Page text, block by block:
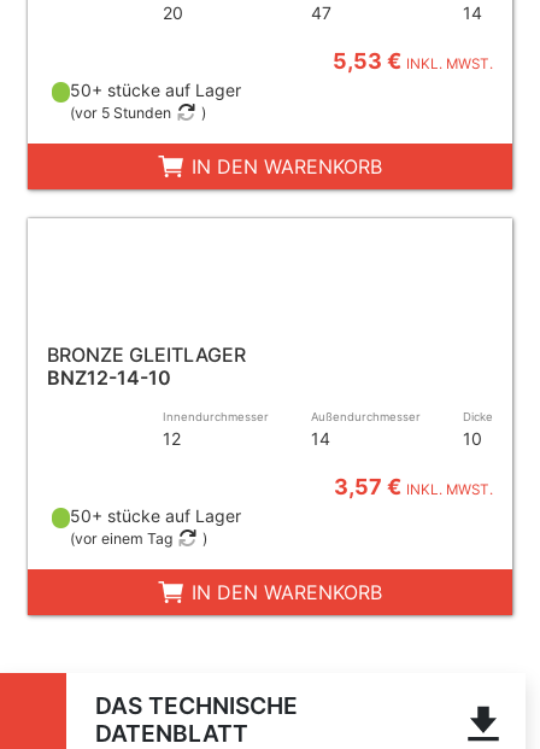
20 47 14
5,53 € INKL. MWST.
50+ stücke auf Lager
(vor 5 Stunden )
IN DEN WARENKORB
BRONZE GLEITLAGER
BNZ12-14-10
Innendurchmesser
12
Außendurchmesser
14
Dicke
10
3,57 € INKL. MWST.
50+ stücke auf Lager
(vor einem Tag )
IN DEN WARENKORB
DAS TECHNISCHE
DATENBLATT